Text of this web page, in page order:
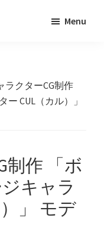
Menu
ラクターCG制作
ー CUL（カル）」
制作 「ボ
キャラ
」 モデ